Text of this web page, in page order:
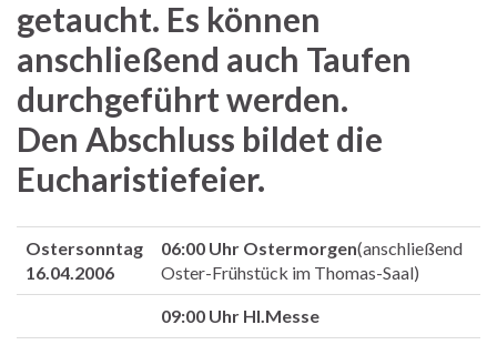
getaucht. Es können
anschließend auch Taufen
durchgeführt werden.
Den Abschluss bildet die
Eucharistiefeier.
Ostersonntag
16.04.2006
06:00 Uhr Ostermorgen(anschließend
Oster-Frühstück im Thomas-Saal)
09:00 Uhr Hl.Messe